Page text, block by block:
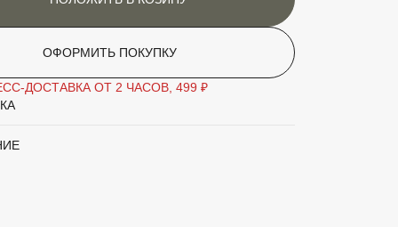
ОФОРМИТЬ ПОКУПКУ
ДОСТАВКА ОТ 2 ЧАСОВ, 499 ₽